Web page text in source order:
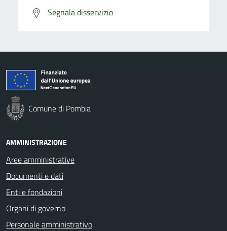
Segnala disservizio
Comune di Pombia
AMMINISTRAZIONE
Aree amministrative
Documenti e dati
Enti e fondazioni
Organi di governo
Personale amministrativo